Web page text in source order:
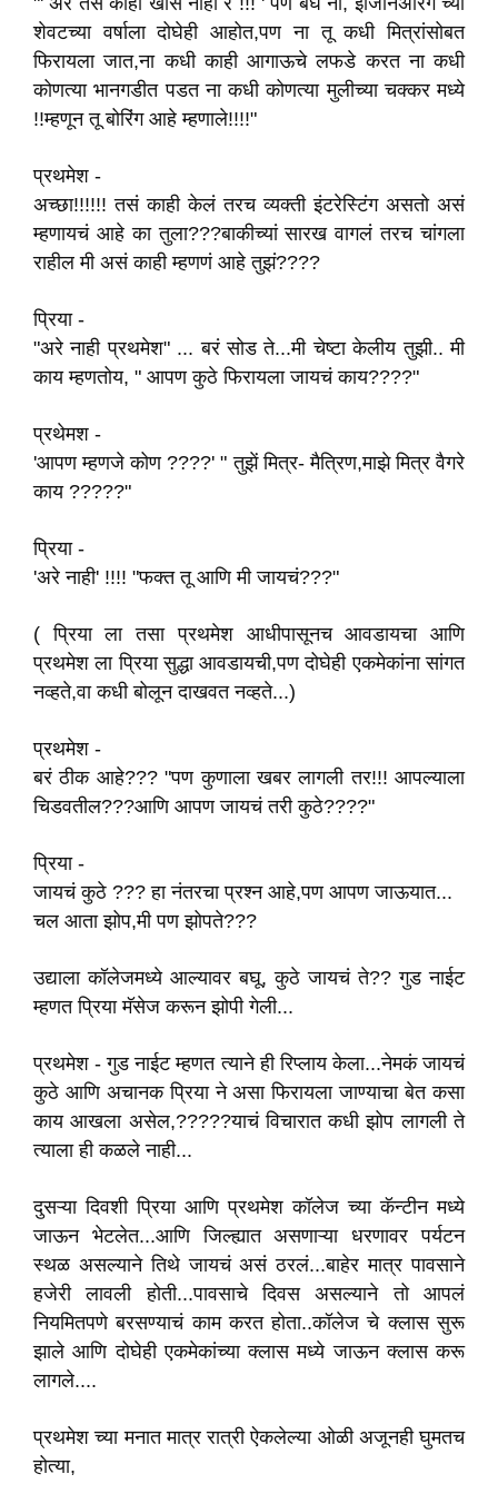
शेवटच्या वर्षाला दोघेही आहोत,पण ना तू कधी मित्रांसोबत
फिरायला जात,ना कधी काही आगाऊचे लफडे करत ना कधी
कोणत्या भानगडीत पडत ना कधी कोणत्या मुलीच्या चक्कर मध्ये
!!म्हणून तू बोरिंग आहे म्हणाले!!!!"
प्रथमेश -
अच्छा!!!!!! तसं काही केलं तरच व्यक्ती इंटरेस्टिंग असतो असं
म्हणायचं आहे का तुला???बाकीच्यां सारख वागलं तरच चांगला
राहील मी असं काही म्हणणं आहे तुझं????
प्रिया -
"अरे नाही प्रथमेश" ... बरं सोड ते...मी चेष्टा केलीय तुझी.. मी
काय म्हणतोय, " आपण कुठे फिरायला जायचं काय????"
प्रथेमश -
'आपण म्हणजे कोण ????' " तुझें मित्र- मैत्रिण,माझे मित्र वैगरे
काय ?????"
प्रिया -
'अरे नाही' !!!! "फक्त तू आणि मी जायचं???"
( प्रिया ला तसा प्रथमेश आधीपासूनच आवडायचा आणि
प्रथमेश ला प्रिया सुद्धा आवडायची,पण दोघेही एकमेकांना सांगत
नव्हते,वा कधी बोलून दाखवत नव्हते...)
प्रथमेश -
बरं ठीक आहे??? "पण कुणाला खबर लागली तर!!! आपल्याला
चिडवतील???आणि आपण जायचं तरी कुठे????"
प्रिया -
जायचं कुठे ??? हा नंतरचा प्रश्न आहे,पण आपण जाऊयात...
चल आता झोप,मी पण झोपते???
उद्याला कॉलेजमध्ये आल्यावर बघू, कुठे जायचं ते?? गुड नाईट
म्हणत प्रिया मॅसेज करून झोपी गेली...
प्रथमेश - गुड नाईट म्हणत त्याने ही रिप्लाय केला...नेमकं जायचं
कुठे आणि अचानक प्रिया ने असा फिरायला जाण्याचा बेत कसा
काय आखला असेल,?????याचं विचारात कधी झोप लागली ते
त्याला ही कळले नाही...
दुसऱ्या दिवशी प्रिया आणि प्रथमेश कॉलेज च्या कॅन्टीन मध्ये
जाऊन भेटलेत...आणि जिल्ह्यात असणाऱ्या धरणावर पर्यटन
स्थळ असल्याने तिथे जायचं असं ठरलं...बाहेर मात्र पावसाने
हजेरी लावली होती...पावसाचे दिवस असल्याने तो आपलं
नियमितपणे बरसण्याचं काम करत होता..कॉलेज चे क्लास सुरू
झाले आणि दोघेही एकमेकांच्या क्लास मध्ये जाऊन क्लास करू
लागले....
प्रथमेश च्या मनात मात्र रात्री ऐकलेल्या ओळी अजूनही घुमतच
होत्या,